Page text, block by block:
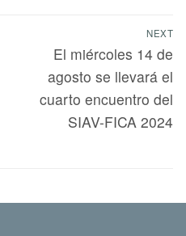
NEXT
El miércoles 14 de
agosto se llevará el
cuarto encuentro del
SIAV-FICA 2024